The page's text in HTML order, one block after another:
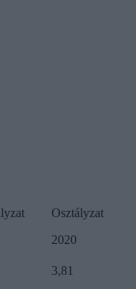
Osztályzat
2020
3,81